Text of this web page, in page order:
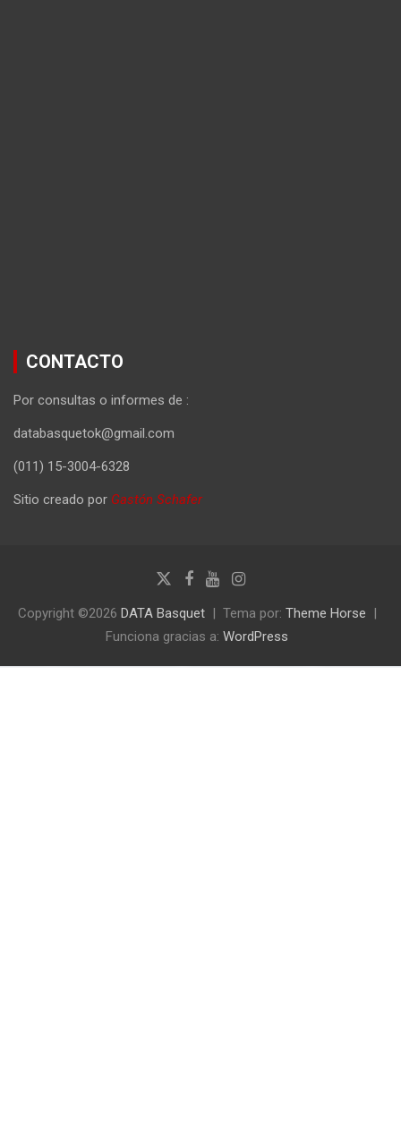
CONTACTO
Por consultas o informes de :
databasquetok@gmail.com
(011) 15-3004-6328
Sitio creado por Gastón Schafer
Copyright ©2026 DATA Basquet Tema por: Theme Horse
Funciona gracias a: WordPress